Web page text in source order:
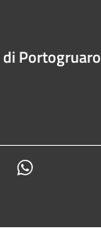
di Portogruaro